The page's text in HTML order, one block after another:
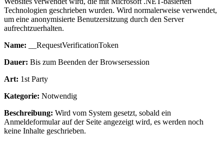
Technologien geschrieben wurden. Wird normalerweise verwendet,
um eine anonymisierte Benutzersitzung durch den Server
aufrechtzuerhalten.
Name: __RequestVerificationToken
Dauer: Bis zum Beenden der Browsersession
Art: 1st Party
Kategorie: Notwendig
Beschreibung: Wird vom System gesetzt, sobald ein
Anmeldeformular auf der Seite angezeigt wird, es werden noch
keine Inhalte geschrieben.